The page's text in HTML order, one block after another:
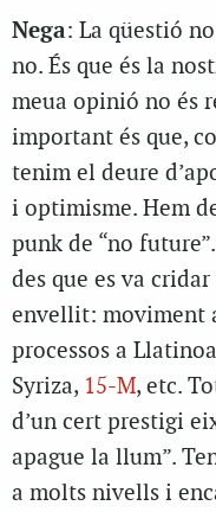
Nega: La qüestió
no. És que és la
meua opinió no és
important és que,
tenim el deure
i optimisme. Hem
punk de “no
des que es va
envellit: moviment
processos a
Syriza, 15-M, etc.
d’un cert prestigi
apague la llum”.
a molts nivells i